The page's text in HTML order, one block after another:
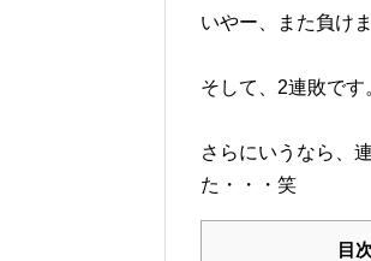
いやー、また負けま
そして、2連敗です
さらにいうなら、
た・・・笑
目次